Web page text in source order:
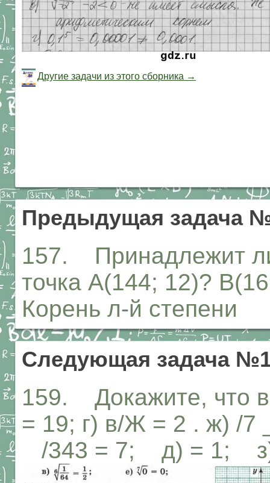
Другие задачи из этого сборника →
Предыдущая задача
157. Принадлежит
точка А(144; 12)?
Корень л-й степени
Следующая задача
159. Докажите, что
= 19; г) в/Ж = 2 . ж) /
/343 = 7; д) = 1; з)